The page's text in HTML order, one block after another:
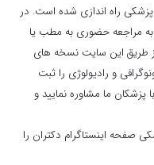
راه اندازی شده است. در
به مراجعه حضوری به مطب یا
طریق این سایت نسخه های
و رادیولوژی را ثبت
پزشکان ما مشاوره نمایید و
صفحه اینستاگرام دکتران را